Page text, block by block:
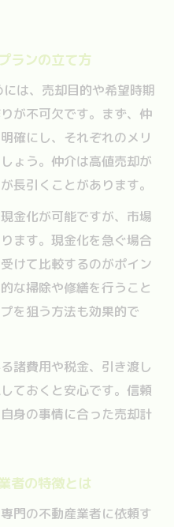
ランの立て方
は、売却目的や希望時期
が不可欠です。まず、仲
確にし、それぞれのメリ
ょう。仲介は高値売却が
長引くことがあります。
金化が可能ですが、市場
ます。現金化を急ぐ場合
けて比較するのがポイン
な掃除や修繕を行うこと
を狙う方法も効果的で
諸費用や税金、引き渡し
ておくと安心です。信頼
身の事情に合った売却計
者の特徴とは
門の不動産業者に依頼す